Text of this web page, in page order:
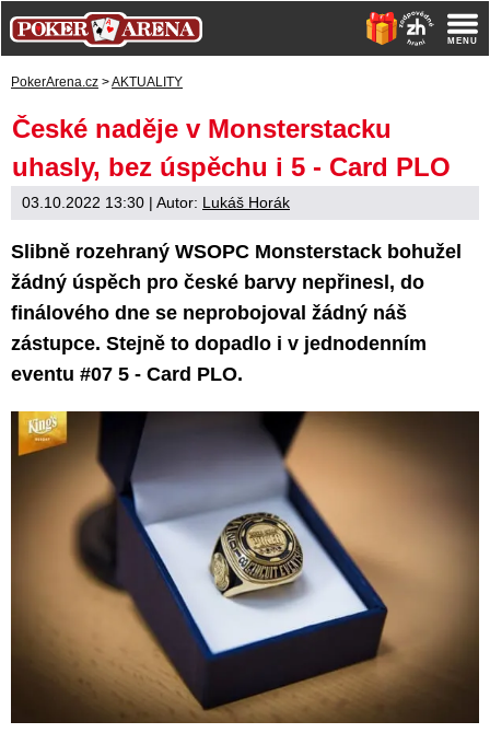
PokerArena.cz >AKTUALITY
České naděje v Monsterstacku
uhasly, bez úspěchu i 5 - Card PLO
03.10.2022 13:30 | Autor: Lukáš Horák
Slibně rozehraný WSOPC Monsterstack bohužel
žádný úspěch pro české barvy nepřinesl, do
finálového dne se neprobojoval žádný náš
zástupce. Stejně to dopadlo i v jednodenním
eventu #07 5 - Card PLO.